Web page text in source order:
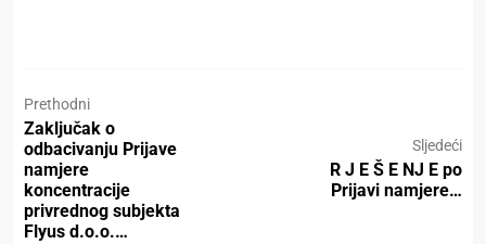
Prethodni
Zaključak o
odbacivanju Prijave
namjere
koncentracije
privrednog subjekta
Flyus d.o.o.…
Sljedeći
R J E Š E NJ E po
Prijavi namjere…